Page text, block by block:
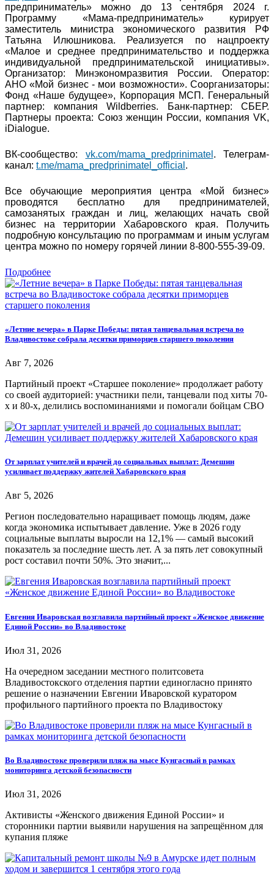
предприниматель» можно до 13 сентября 2024 г.
Программу «Мама-предприниматель» курирует
заместитель министра экономического развития РФ
Татьяна Илюшникова. Реализуется по нацпроекту
«Малое и среднее предпринимательство и поддержка
индивидуальной предпринимательской инициативы».
Организатор: Минэкономразвития России. Оператор:
АНО «Мой бизнес - мои возможности». Соорганизаторы:
Фонд «Наше будущее», Корпорация МСП. Генеральный
партнер: компания Wildberries. Банк-партнер: СБЕР.
Партнеры проекта: Союз женщин России, компания VK,
iDialogue.
ВК-сообщество: vk.com/mama_predprinimatel . Телеграм-
канал: t.me/mama_predprinimatel_official .
Все обучающие мероприятия центра «Мой бизнес»
проводятся бесплатно для предпринимателей,
самозанятых граждан и лиц, желающих начать свой
бизнес на территории Хабаровского края. Получить
подробную консультацию по программам и иным услугам
центра можно по номеру горячей линии 8-800-555-39-09.
Подробнее
«Летние вечера» в Парке Победы: пятая танцевальная встреча во
Владивостоке собрала десятки приморцев старшего поколения
Авг 7, 2026
Партийный проект «Старшее поколение» продолжает работу
со своей аудиторией: участники пели, танцевали под хиты 70-
х и 80-х, делились воспоминаниями и помогали бойцам СВО
От зарплат учителей и врачей до социальных выплат: Демешин
усиливает поддержку жителей Хабаровского края
Авг 5, 2026
Регион последовательно наращивает помощь людям, даже
когда экономика испытывает давление. Уже в 2026 году
социальные выплаты выросли на 12,1% — самый высокий
показатель за последние шесть лет. А за пять лет совокупный
рост составил почти 50%. Это значит,...
Евгения Иваровская возглавила партийный проект «Женское движение
Единой России» во Владивостоке
Июл 31, 2026
На очередном заседании местного политсовета
Владивостокского отделения партии единогласно принято
решение о назначении Евгении Иваровской куратором
профильного партийного проекта по Владивостоку
Во Владивостоке проверили пляж на мысе Кунгасный в рамках
мониторинга детской безопасности
Июл 31, 2026
Активисты «Женского движения Единой России» и
сторонники партии выявили нарушения на запрещённом для
купания пляже